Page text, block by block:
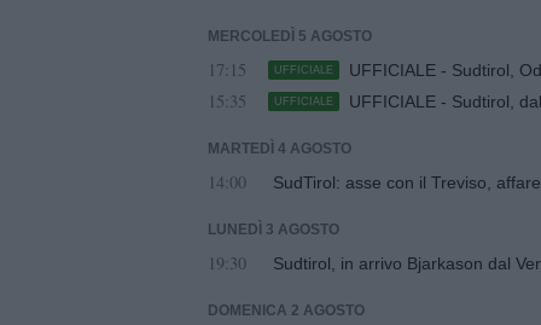
MERCOLEDÌ 5 AGOSTO
17:15 UFFICIALE UFFICIALE - Sudtirol,
15:35 UFFICIALE UFFICIALE - Sudtirol,
MARTEDÌ 4 AGOSTO
14:00 SudTirol: asse con il Treviso,
LUNEDÌ 3 AGOSTO
19:30 Sudtirol, in arrivo Bjarkason dal
DOMENICA 2 AGOSTO